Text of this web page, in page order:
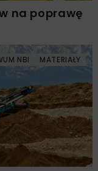
na poprawę
NBI MATERIAŁY